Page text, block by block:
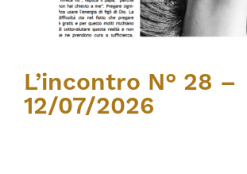
L’incontro N° 28 –
12/07/2026